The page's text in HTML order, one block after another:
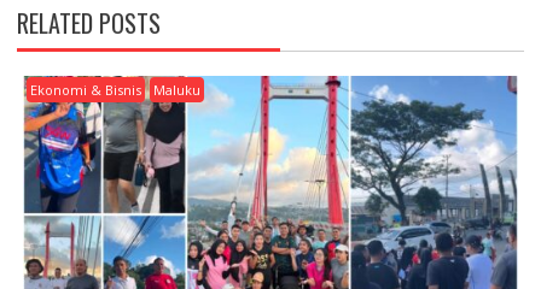
V
I
G
A
T
O
RELATED POSTS
Ekonomi & Bisnis Maluku